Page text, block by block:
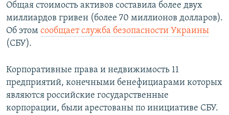
Общая стоимость активов составила более двух
миллиардов гривен (более 70 миллионов долларов).
Об этом сообщает служба безопасности Украины
(СБУ).
Корпоративные права и недвижимость 11
предприятий, конечными бенефициарами которых
являются российские государственные
корпорации, были арестованы по инициативе СБУ.